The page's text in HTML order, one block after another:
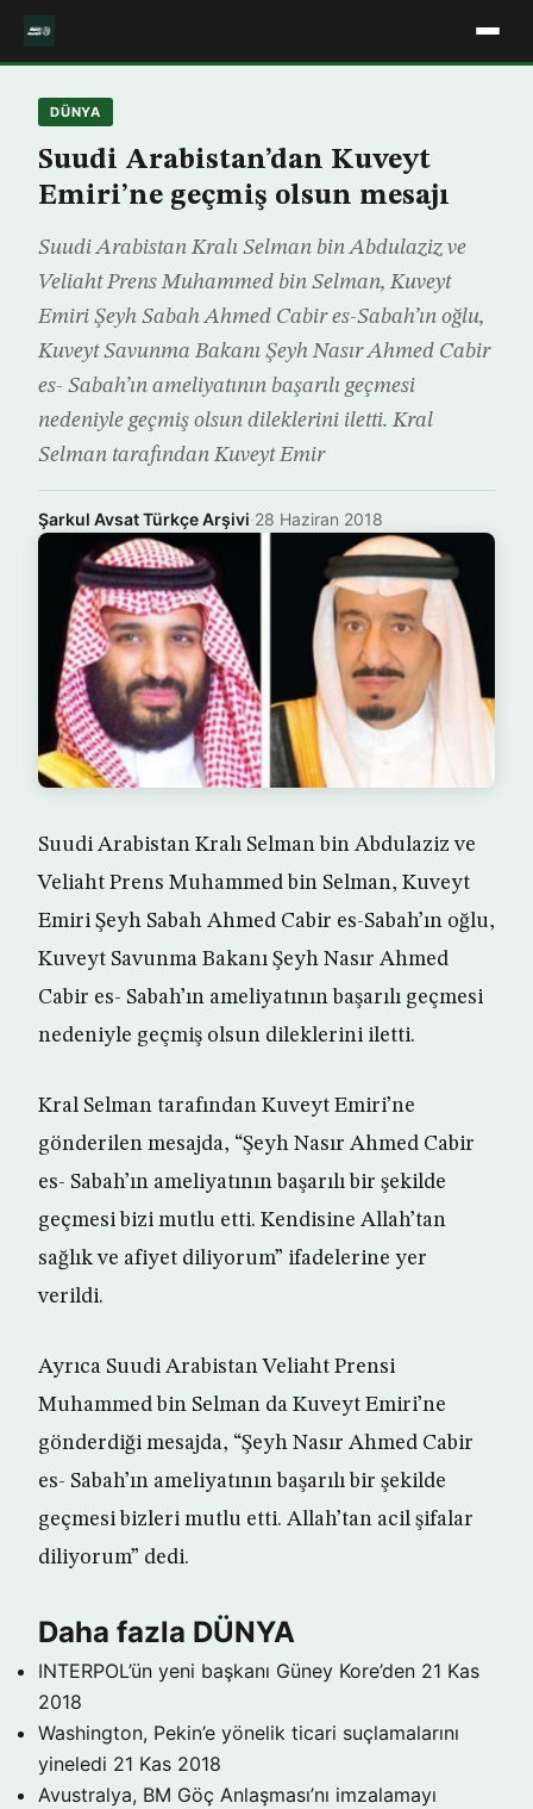
DÜNYA
Suudi Arabistan’dan Kuveyt
Emiri’ne geçmiş olsun mesajı
Suudi Arabistan Kralı Selman bin Abdulaziz ve
Veliaht Prens Muhammed bin Selman, Kuveyt
Emiri Şeyh Sabah Ahmed Cabir es-Sabah’ın oğlu,
Kuveyt Savunma Bakanı Şeyh Nasır Ahmed Cabir
es- Sabah’ın ameliyatının başarılı geçmesi
nedeniyle geçmiş olsun dileklerini iletti. Kral
Selman tarafından Kuveyt Emir
Şarkul Avsat Türkçe Arşivi·28 Haziran 2018
Suudi Arabistan Kralı Selman bin Abdulaziz ve
Veliaht Prens Muhammed bin Selman, Kuveyt
Emiri Şeyh Sabah Ahmed Cabir es-Sabah’ın oğlu,
Kuveyt Savunma Bakanı Şeyh Nasır Ahmed
Cabir es- Sabah’ın ameliyatının başarılı geçmesi
nedeniyle geçmiş olsun dileklerini iletti.
Kral Selman tarafından Kuveyt Emiri’ne
gönderilen mesajda, “Şeyh Nasır Ahmed Cabir
es- Sabah’ın ameliyatının başarılı bir şekilde
geçmesi bizi mutlu etti. Kendisine Allah’tan
sağlık ve afiyet diliyorum” ifadelerine yer
verildi.
Ayrıca Suudi Arabistan Veliaht Prensi
Muhammed bin Selman da Kuveyt Emiri’ne
gönderdiği mesajda, “Şeyh Nasır Ahmed Cabir
es- Sabah’ın ameliyatının başarılı bir şekilde
geçmesi bizleri mutlu etti. Allah’tan acil şifalar
diliyorum” dedi.
Daha fazla DÜNYA
INTERPOL’ün yeni başkanı Güney Kore’den 21 Kas
2018
Washington, Pekin’e yönelik ticari suçlamalarını
yineledi 21 Kas 2018
Avustralya, BM Göç Anlaşması’nı imzalamayı